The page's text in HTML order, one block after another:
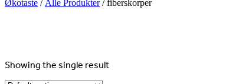
Økotaste / Alle Produkter/fiberskorper
Showing the single result